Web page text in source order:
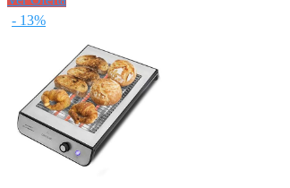
- 13%